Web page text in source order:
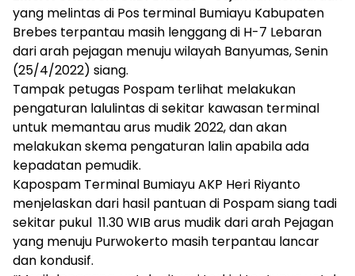
yang melintas di Pos terminal Bumiayu Kabupaten
Brebes terpantau masih lenggang di H-7 Lebaran
dari arah pejagan menuju wilayah Banyumas, Senin
(25/4/2022) siang.
Tampak petugas Pospam terlihat melakukan
pengaturan lalulintas di sekitar kawasan terminal
untuk memantau arus mudik 2022, dan akan
melakukan skema pengaturan lalin apabila ada
kepadatan pemudik.
Kapospam Terminal Bumiayu AKP Heri Riyanto
menjelaskan dari hasil pantuan di Pospam siang tadi
sekitar pukul 11.30 WIB arus mudik dari arah Pejagan
yang menuju Purwokerto masih terpantau lancar
dan kondusif.